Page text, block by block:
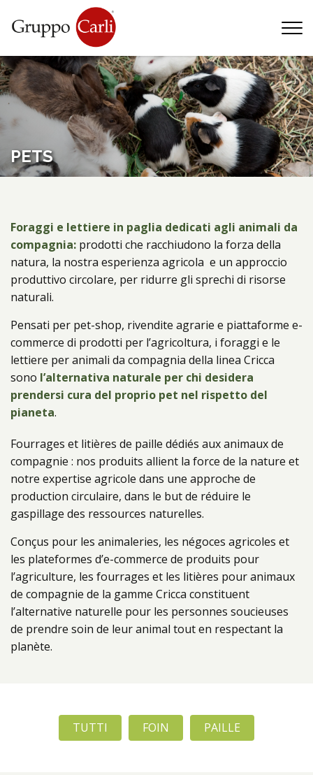
Prodotti
T—info@gruppocarli.com
PETS
Foraggi e lettiere in paglia dedicati agli animali da
compagnia: prodotti che racchiudono la forza della
natura, la nostra esperienza agricola e un approccio
produttivo circolare, per ridurre gli sprechi di risorse
naturali.
Pensati per pet-shop, rivendite agrarie e piattaforme e-
commerce di prodotti per l’agricoltura, i foraggi e le
lettiere per animali da compagnia della linea Cricca
sono l’alternativa naturale per chi desidera
prendersi cura del proprio pet nel rispetto del
pianeta.
Fourrages et litières de paille dédiés aux animaux de
compagnie : nos produits allient la force de la nature et
notre expertise agricole dans une approche de
production circulaire, dans le but de réduire le
gaspillage des ressources naturelles.
Conçus pour les animaleries, les négoces agricoles et
les plateformes d’e-commerce de produits pour
l’agriculture, les fourrages et les litières pour animaux
de compagnie de la gamme Cricca constituent
l’alternative naturelle pour les personnes soucieuses
de prendre soin de leur animal tout en respectant la
planète.
TUTTI FOIN PAILLE